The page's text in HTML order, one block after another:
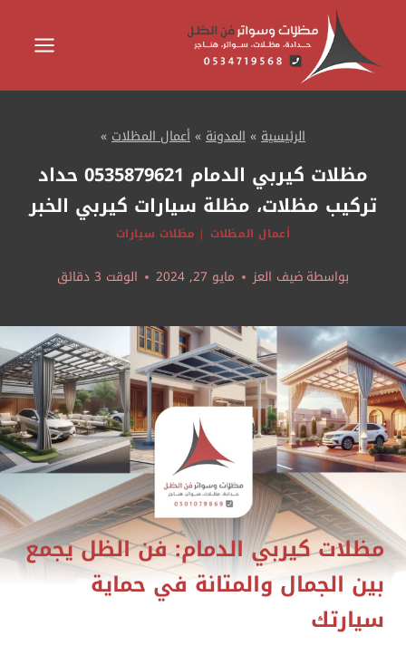
المحتوى
الرئيسية»المدونة»أعمال المظلات»
مظلات كيربي الدمام 0535879621 حداد
تركيب مظلات، مظلة سيارات كيربي الخبر
أعمال المظلات | مظلات سيارات
بواسطة ضيف العز مايو 27, 2024 الوقت دقائق
مظلات كيربي الدمام: فن الظل يجمع
بين الجمال والمتانة في حماية
سيارتك